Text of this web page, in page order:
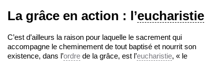
La grâce en action : l’eucharistie
C’est d’ailleurs la raison pour laquelle le sacrement qui
accompagne le cheminement de tout baptisé et nourrit son
existence, dans l’ordre de la grâce, est l’eucharistie, « le